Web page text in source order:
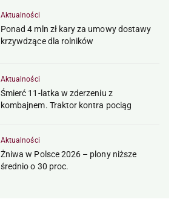
Aktualności
Ponad 4 mln zł kary za umowy dostawy
krzywdzące dla rolników
Aktualności
Śmierć 11-latka w zderzeniu z
kombajnem. Traktor kontra pociąg
Aktualności
Żniwa w Polsce 2026 – plony niższe
średnio o 30 proc.